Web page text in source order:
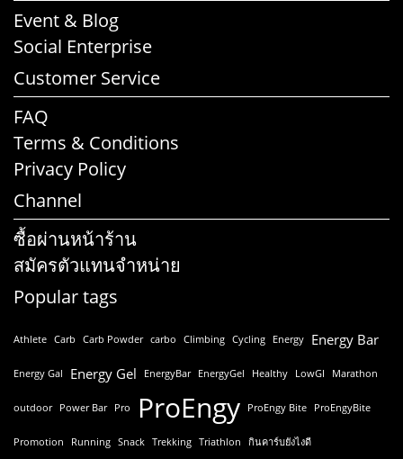
Event & Blog
Social Enterprise
Customer Service
FAQ
Terms & Conditions
Privacy Policy
Channel
ซื้อผ่านหน้าร้าน
สมัครตัวแทนจำหน่าย
Popular tags
Athlete Carb Carb Powder carbo Climbing Cycling Energy Energy Bar
Energy Gal Energy Gel EnergyBar EnergyGel Healthy LowGI Marathon
outdoor Power Bar Pro ProEngy ProEngy Bite ProEngyBite
Promotion Running Snack Trekking Triathlon กินคาร์บยังไงดี